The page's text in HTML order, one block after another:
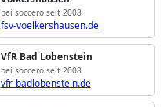
bei soccero seit 2008
fsv-voelkershausen.de
VfR Bad Lobenstein
bei soccero seit 2008
vfr-badlobenstein.de